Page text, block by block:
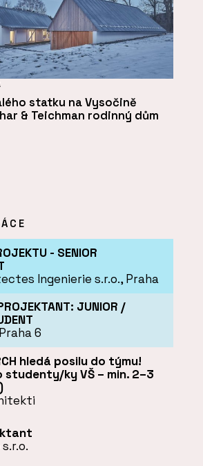
statku na Vysočině
& Teichman rodinný dům
- SENIOR
Ingenierie s.r.o., Praha
JUNIOR /
6
hledá posilu do týmu!
studenty/ky VŠ – min. 2–3